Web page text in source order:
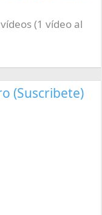
(1 vídeo al
(Suscribete)